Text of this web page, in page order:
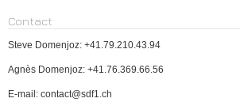
Contact
Steve Domenjoz: +41.79.210.43.94
Agnès Domenjoz: +41.76.369.66.56
E-mail: contact@sdf1.ch